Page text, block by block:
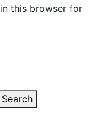
this browser for
Search